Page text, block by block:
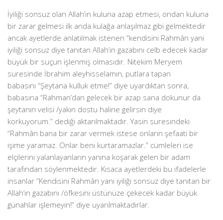
İyiliği sonsuz olan Allah’ın kuluna azap etmesi, ondan kuluna
bir zarar gelmesi ilk anda kulağa anlaşılmaz gibi gelmektedir
ancak ayetlerde anlatılmak istenen “kendisini Rahmân yani
iyiliği sonsuz diye tanıtan Allah’ın gazabını celb edecek kadar
büyük bir suçun işlenmiş olmasıdır. Nitekim Meryem
suresinde İbrahim aleyhisselamın, putlara tapan
babasını “Şeytana kulluk etme!” diye uyardıktan sonra,
babasına “Rahman’dan gelecek bir azap sana dokunur da
şeytanın velisi /yakın dostu haline gelirsin diye
korkuyorum.” dediği aktarılmaktadır. Yasin suresindeki
“Rahmân bana bir zarar vermek istese onların şefaati bir
işime yaramaz. Onlar beni kurtaramazlar.” cümleleri ise
elçilerini yalanlayanların yanına koşarak gelen bir adam
tarafından söylenmektedir. Kısaca ayetlerdeki bu ifadelerle
insanlar “Kendisini Rahmân yani iyiliği sonsuz diye tanıtan bir
Allah’ın gazabını /öfkesini üstünüze çekecek kadar büyük
günahlar işlemeyin!” diye uyarılmaktadırlar.